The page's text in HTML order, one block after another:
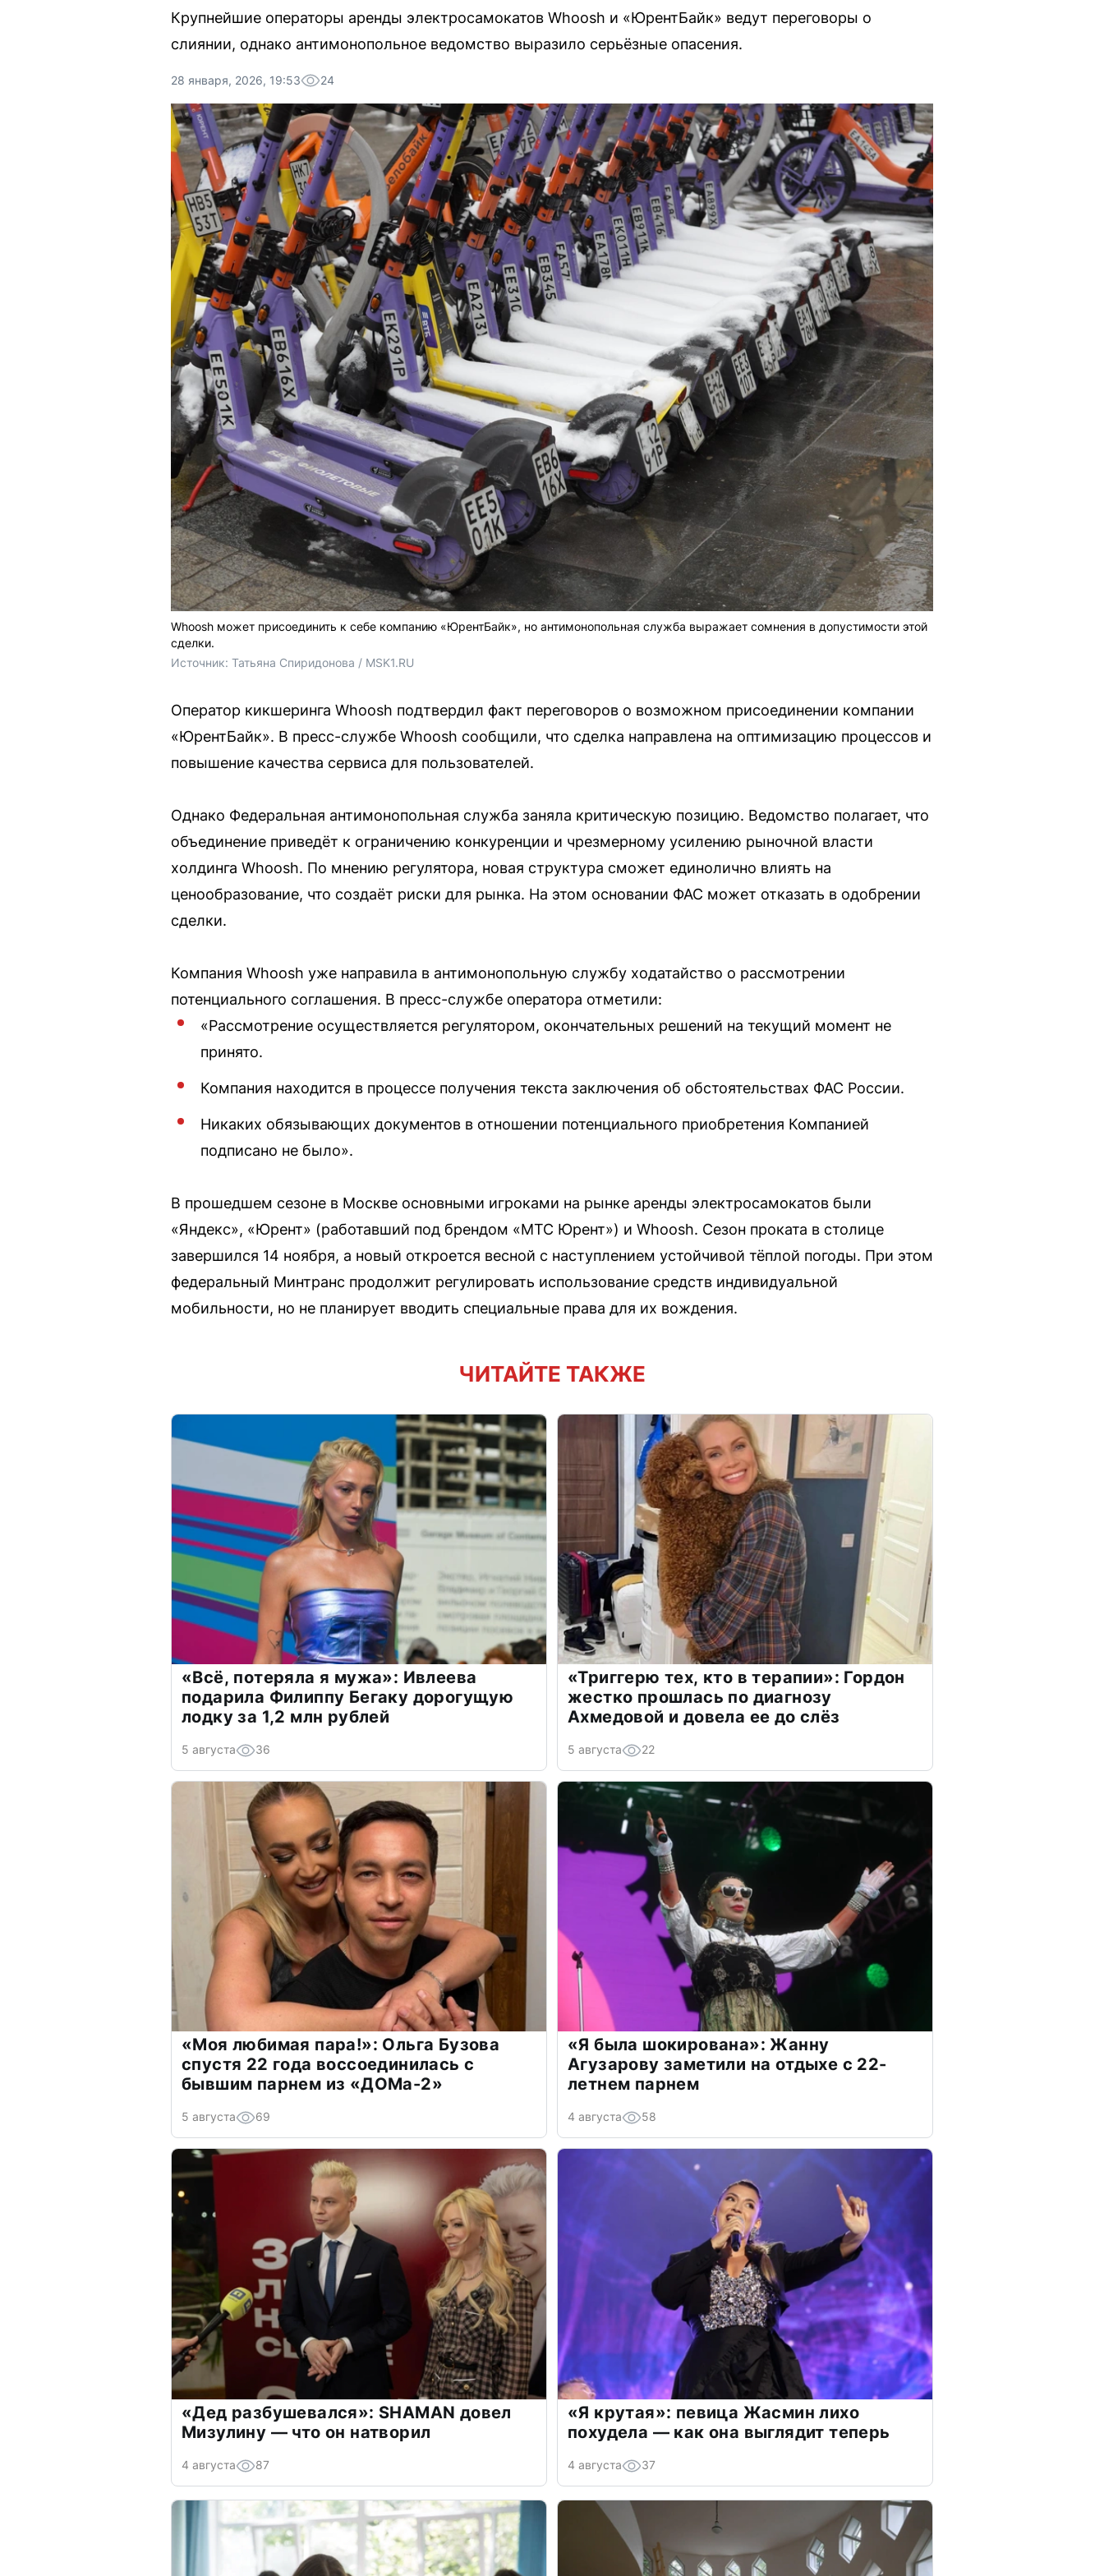
Крупнейшие операторы аренды электросамокатов Whoosh и «ЮрентБайк» ведут переговоры о
слиянии, однако антимонопольное ведомство выразило серьёзные опасения.
28 января, 2026, 19:53 24
Whoosh может присоединить к себе компанию «ЮрентБайк», но антимонопольная служба выражает сомнения в допустимости этой
сделки.
Источник: Татьяна Спиридонова / MSK1.RU
Оператор кикшеринга Whoosh подтвердил факт переговоров о возможном присоединении компании
«ЮрентБайк». В пресс-службе Whoosh сообщили, что сделка направлена на оптимизацию процессов и
повышение качества сервиса для пользователей.
Однако Федеральная антимонопольная служба заняла критическую позицию. Ведомство полагает, что
объединение приведёт к ограничению конкуренции и чрезмерному усилению рыночной власти
холдинга Whoosh. По мнению регулятора, новая структура сможет единолично влиять на
ценообразование, что создаёт риски для рынка. На этом основании ФАС может отказать в одобрении
сделки.
Компания Whoosh уже направила в антимонопольную службу ходатайство о рассмотрении
потенциального соглашения. В пресс-службе оператора отметили:
«Рассмотрение осуществляется регулятором, окончательных решений на текущий момент не
принято.
Компания находится в процессе получения текста заключения об обстоятельствах ФАС России.
Никаких обязывающих документов в отношении потенциального приобретения Компанией
подписано не было».
В прошедшем сезоне в Москве основными игроками на рынке аренды электросамокатов были
«Яндекс», «Юрент» (работавший под брендом «МТС Юрент») и Whoosh. Сезон проката в столице
завершился 14 ноября, а новый откроется весной с наступлением устойчивой тёплой погоды. При этом
федеральный Минтранс продолжит регулировать использование средств индивидуальной
мобильности, но не планирует вводить специальные права для их вождения.
ЧИТАЙТЕ ТАКЖЕ
«Всё, потеряла я мужа»: Ивлеева
подарила Филиппу Бегаку дорогущую
лодку за 1,2 млн рублей
5 августа 36
«Триггерю тех, кто в терапии»: Гордон
жестко прошлась по диагнозу
Ахмедовой и довела ее до слёз
5 августа 22
«Моя любимая пара!»: Ольга Бузова
спустя 22 года воссоединилась с
бывшим парнем из «ДОМа-2»
5 августа 69
«Я была шокирована»: Жанну
Агузарову заметили на отдыхе с 22-
летнем парнем
4 августа 58
«Дед разбушевался»: SHAMAN довел
Мизулину — что он натворил
4 августа 87
«Я крутая»: певица Жасмин лихо
похудела — как она выглядит теперь
4 августа 37